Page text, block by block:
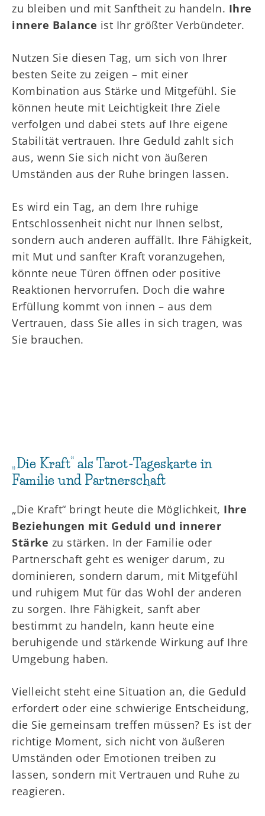
zu bleiben und mit Sanftheit zu handeln. Ihre
innere Balance ist Ihr größter Verbündeter.
Nutzen Sie diesen Tag, um sich von Ihrer
besten Seite zu zeigen – mit einer
Kombination aus Stärke und Mitgefühl. Sie
können heute mit Leichtigkeit Ihre Ziele
verfolgen und dabei stets auf Ihre eigene
Stabilität vertrauen. Ihre Geduld zahlt sich
aus, wenn Sie sich nicht von äußeren
Umständen aus der Ruhe bringen lassen.
Es wird ein Tag, an dem Ihre ruhige
Entschlossenheit nicht nur Ihnen selbst,
sondern auch anderen auffällt. Ihre Fähigkeit,
mit Mut und sanfter Kraft voranzugehen,
könnte neue Türen öffnen oder positive
Reaktionen hervorrufen. Doch die wahre
Erfüllung kommt von innen – aus dem
Vertrauen, dass Sie alles in sich tragen, was
Sie brauchen.
„Die Kraft“ als Tarot-Tageskarte in
Familie und Partnerschaft
„Die Kraft“ bringt heute die Möglichkeit, Ihre
Beziehungen mit Geduld und innerer
Stärke zu stärken. In der Familie oder
Partnerschaft geht es weniger darum, zu
dominieren, sondern darum, mit Mitgefühl
und ruhigem Mut für das Wohl der anderen
zu sorgen. Ihre Fähigkeit, sanft aber
bestimmt zu handeln, kann heute eine
beruhigende und stärkende Wirkung auf Ihre
Umgebung haben.
Vielleicht steht eine Situation an, die Geduld
erfordert oder eine schwierige Entscheidung,
die Sie gemeinsam treffen müssen? Es ist der
richtige Moment, sich nicht von äußeren
Umständen oder Emotionen treiben zu
lassen, sondern mit Vertrauen und Ruhe zu
reagieren.